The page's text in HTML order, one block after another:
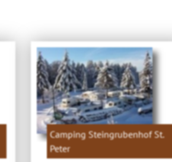
Camping Steingrubenhof St.
Peter